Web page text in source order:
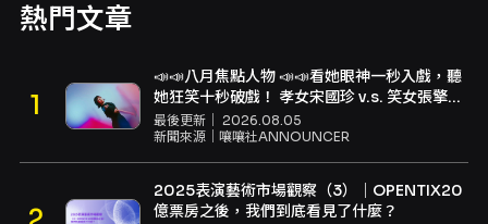
熱門文章
📣📣八月焦點人物 📣📣看她眼神一秒入戲，聽
她狂笑十秒破戲！ 孝女宋國珍 v.s. 笑女張擎
佳：本是同根生，相約壓車別太急
最後更新｜ 2026.08.05
新聞來源｜ 嚷嚷社ANNOUNCER
2025表演藝術市場觀察（3）｜OPENTIX20
億票房之後，我們到底看見了什麼？